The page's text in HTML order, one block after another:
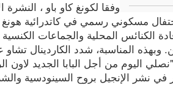
وفقا لكونغ كاو باو ، النشرة
مسكوني رسمي في كاتدرائية هونغ
الكنائس المحلية والجماعات
من 700 مؤمن. وبهذه المناسبة، شدد
اليوم من أجل البابا الجديد لاون
نشر الإنجيل بروح السينودسية